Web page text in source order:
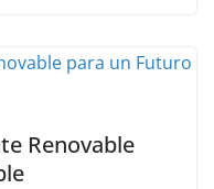
Renovable